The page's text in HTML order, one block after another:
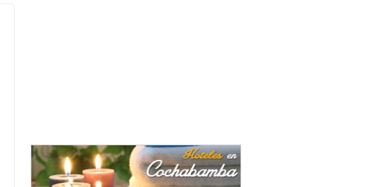
Envasado y conservación de frutas (2)
Envasado y conservación de legumbres